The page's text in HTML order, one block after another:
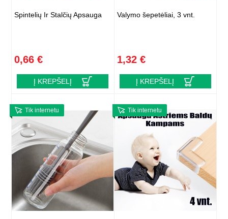
Spintelių Ir Stalčių Apsauga
0,66 €
Į KREPŠELĮ
Valymo šepetėliai, 3 vnt.
1,32 €
Į KREPŠELĮ
Tik internetu Tik internetu